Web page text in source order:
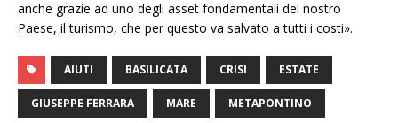
anche grazie ad uno degli asset fondamentali del nostro
Paese, il turismo, che per questo va salvato a tutti i costi».
AIUTI BASILICATA CRISI ESTATE
GIUSEPPE FERRARA MARE METAPONTINO